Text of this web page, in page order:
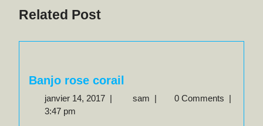
Related Post
Banjo rose corail
janvier 14, 2017 janvier
| sam Banjo
| 0 Comments |
3:47 pm